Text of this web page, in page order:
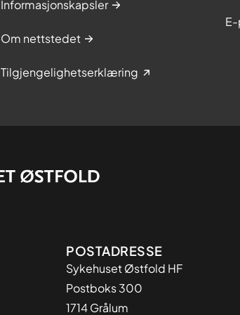
Informasjonskapsler
Om nettstedet
Tilgjengelighetserklæring
Adresse
POSTADRESSE
Sykehuset Østfold HF
Postboks 300
1714 Grålum